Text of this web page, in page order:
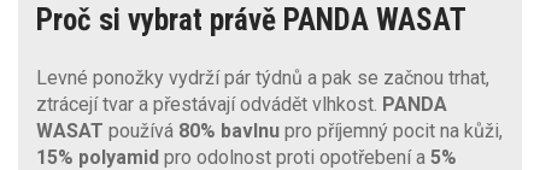
Proč si vybrat právě PANDA WASAT
Levné ponožky vydrží pár týdnů a pak se začnou trhat,
ztrácejí tvar a přestávají odvádět vlhkost. PANDA
WASAT používá 80% bavlnu pro příjemný pocit na kůži,
15% polyamid pro odolnost proti opotřebení a 5%